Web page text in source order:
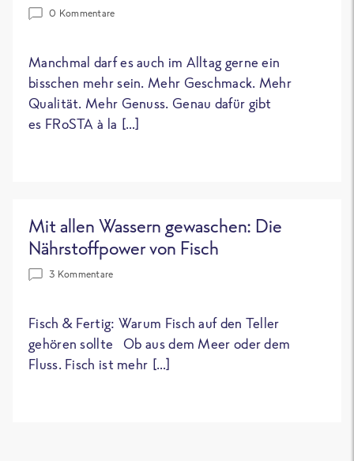
0 Kommentare
Manchmal darf es auch im Alltag gerne ein
bisschen mehr sein. Mehr Geschmack. Mehr
Qualität. Mehr Genuss. Genau dafür gibt
es FRoSTA à la […]
Mit allen Wassern gewaschen: Die
Nährstoffpower von Fisch
3 Kommentare
Fisch & Fertig: Warum Fisch auf den Teller
gehören sollte Ob aus dem Meer oder dem
Fluss. Fisch ist mehr […]